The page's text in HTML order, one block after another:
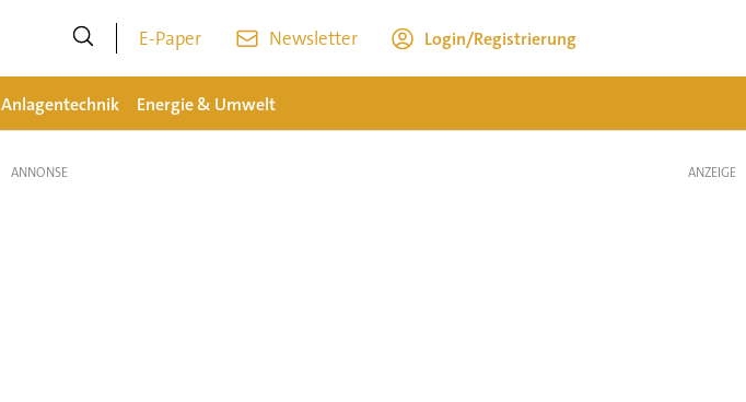
E-Paper Newsletter Login/Registrierung
Anlagentechnik Energie & Umwelt
ANZEIGE